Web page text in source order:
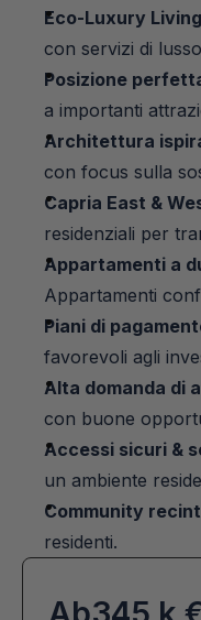
Eco-Luxury Living
con servizi di
Posizione
a importanti
Architettura
con focus sulla
Capria East &
residenziali per
Appartamenti a
Appartamenti
Piani di
favorevoli agli
Alta domanda di
con buone
Accessi sicuri &
un ambiente
Community
residenti.